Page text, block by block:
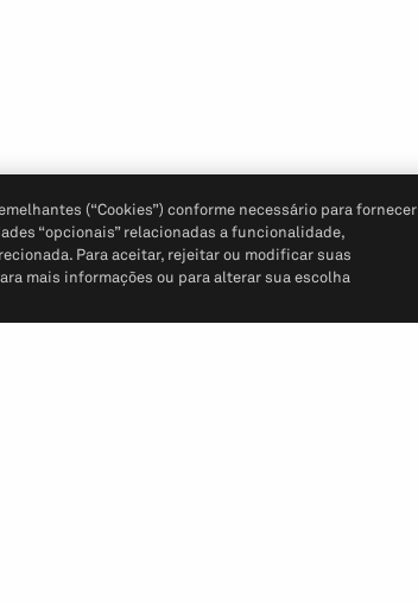
(“Cookies”) conforme necessário para fornecer
“opcionais” relacionadas a funcionalidade,
Para aceitar, rejeitar ou modificar suas
mais informações ou para alterar sua escolha